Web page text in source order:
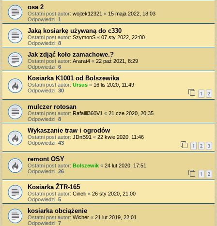
osa 2
Ostatni post autor: wojtek12321 « 15 maja 2022, 18:03
Odpowiedzi: 1
Jaką kosiarkę używaną do c330
Ostatni post autor: SzymonS « 07 sty 2022, 22:00
Odpowiedzi: 8
Jak zdjąć koło zamachowe.?
Ostatni post autor: Ararat4 « 22 paź 2021, 8:29
Odpowiedzi: 6
Kosiarka K1001 od Bolszewika
Ostatni post autor: Ursus « 16 lis 2020, 11:49
Odpowiedzi: 30 1 2
mulczer rotosan
Ostatni post autor: Rafallll360V1 « 21 cze 2020, 20:35
Odpowiedzi: 8
Wykaszanie traw i ogrodów
Ostatni post autor: JDnB91 « 22 kwie 2020, 11:46
Odpowiedzi: 43 1 2 3
remont OSY
Ostatni post autor: Bolszewik « 24 lut 2020, 17:51
Odpowiedzi: 26 1 2
Kosiarka ŽTR-165
Ostatni post autor: Cinelli « 26 sty 2020, 21:00
Odpowiedzi: 5
kosiarka obciążenie
Ostatni post autor: Wicher « 21 lut 2019, 22:01
Odpowiedzi: 7